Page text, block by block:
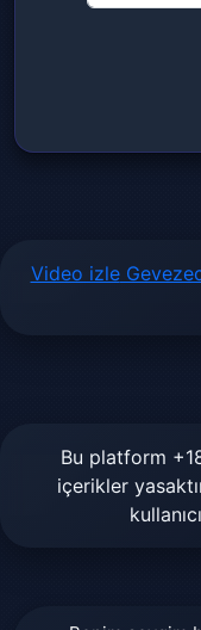
Video izle
Bu platform
içerikler